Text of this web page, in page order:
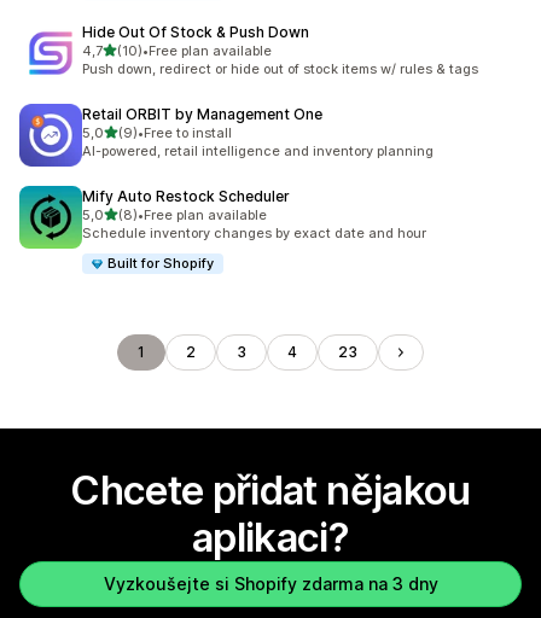
Hide Out Of Stock & Push Down
4,7z 5 hvězd
(10)
Celkový počet recenzí: 10
•Free plan available
Push down, redirect or hide out of stock items w/ rules & tags
Retail ORBIT by Management One
5,0z 5 hvězd
(9)
Celkový počet recenzí: 9
•Free to install
AI-powered, retail intelligence and inventory planning
Mify Auto Restock Scheduler
5,0z 5 hvězd
(8)
Celkový počet recenzí: 8
•Free plan available
Schedule inventory changes by exact date and hour
Built for Shopify
1 2 3 4 23
Chcete přidat nějakou
aplikaci?
Vyzkoušejte si Shopify zdarma na 3 dny